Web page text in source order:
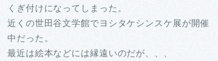
くぎ付けになってしまった。
近くの世田谷文学館でヨシタケシンスケ展が開催
中だった。
最近は絵本などには縁遠いのだが、、、